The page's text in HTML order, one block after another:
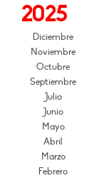
2025
Diciembre
Noviembre
Octubre
Septiembre
Julio
Junio
Mayo
Abril
Marzo
Febrero